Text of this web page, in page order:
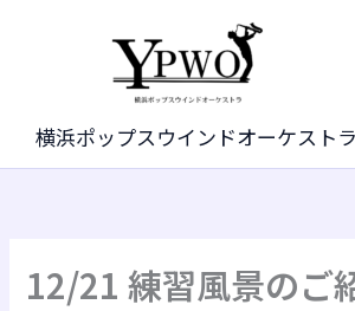
横浜ポップスウインドオーケストラ
12/21 練習風景のご